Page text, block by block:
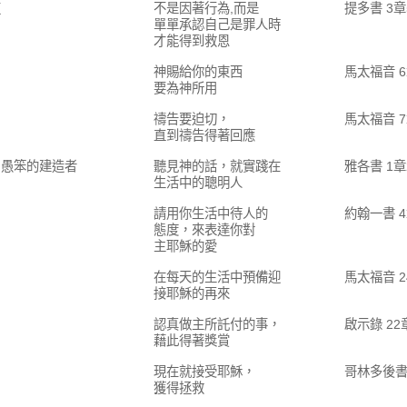
不是因著行為,而是
單單承認自己是罪人時
才能得到救恩
提多書 3
神賜給你的東西
要為神所用
馬太福音
禱告要迫切，
直到禱告得著回應
馬太福音
笨的建造者
聽見神的話，就實踐在
生活中的聰明人
雅各書 1
請用你生活中待人的
態度，來表達你對
主耶穌的愛
約翰一書
在每天的生活中預備迎
接耶穌的再來
馬太福音
認真做主所託付的事，
藉此得著獎賞
啟示錄 22
現在就接受耶穌，
獲得拯救
哥林多後